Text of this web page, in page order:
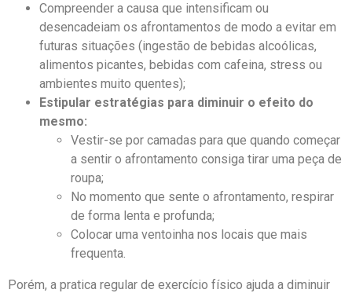
Compreender a causa que intensificam ou
desencadeiam os afrontamentos de modo a evitar em
futuras situações (ingestão de bebidas alcoólicas,
alimentos picantes, bebidas com cafeina, stress ou
ambientes muito quentes);
Estipular estratégias para diminuir o efeito do
mesmo:
Vestir-se por camadas para que quando começar
a sentir o afrontamento consiga tirar uma peça de
roupa;
No momento que sente o afrontamento, respirar
de forma lenta e profunda;
Colocar uma ventoinha nos locais que mais
frequenta.
Porém, a pratica regular de exercício físico ajuda a diminuir